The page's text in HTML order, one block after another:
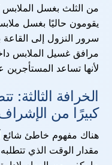
من الثلث بغسل
يقومون حاليًا بغسل
سرور النزول إلى القاعة
مرافق غسيل الملابس
لأنها تساعد
الخرافة
كبيرًا من
هناك مفهوم خاطئ
مقدار الوقت الذي